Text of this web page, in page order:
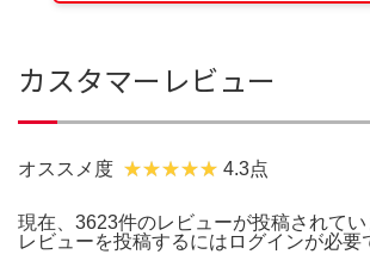
カスタマーレビュー
オススメ度 4.3点
現在、3623件のレビューが投稿されてい
レビューを投稿するには ログインが必要